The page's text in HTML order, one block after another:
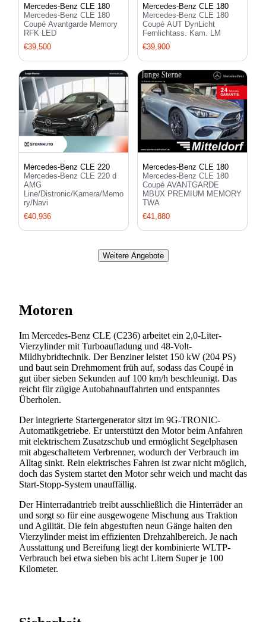
Mercedes-Benz CLE 180
Mercedes-Benz CLE 180
Coupé Avantgarde Memory
RFK LED
€39,500
Mercedes-Benz CLE 180
Mercedes-Benz CLE 180
Coupé AUT DynLicht
Fernlichtass. Kam. LM
€39,900
Mercedes-Benz CLE 220
Mercedes-Benz CLE 220 d
AMG
Line/Distronic/Kamera/Memo
ry/Navi
€40,936
Mercedes-Benz CLE 180
Mercedes-Benz CLE 180
Coupé AVANTGARDE
MBUX PREMIUM MEMORY
TWA
€41,880
Weitere Angebote
Motoren
Im Mercedes-Benz CLE (C236) arbeitet ein 2,0-Liter-
Vierzylinder mit Turboaufladung und 48-Volt-
Mildhybridtechnik. Der Benziner leistet 150 kW (204 PS)
und baut sein Drehmoment früh auf, sodass das Coupé in
gut über sieben Sekunden auf 100 km/h beschleunigt. Das
reicht für zügige Autobahnauffahrten und entspanntes
Überholen.
Der integrierte Startergenerator sitzt im 9G-TRONIC-
Automatikgetriebe. Er unterstützt den Motor beim Anfahren
mit elektrischem Zusatzschub und ermöglicht Segelphasen
mit abgeschaltetem Verbrenner, wodurch der Verbrauch im
Alltag sinkt. Rein elektrisches Fahren ist zwar nicht möglich,
doch das System startet den Motor sehr weich und macht das
Start-Stopp-System unauffällig.
Der Hinterradantrieb treibt ausschließlich die Hinterräder an
und sorgt so für eine ausgewogene Mischung aus Traktion
und Agilität. Die fein abgestuften neun Gänge halten den
Vierzylinder meist im effizienten Drehzahlbereich. Je nach
Ausstattung und Bereifung liegt der kombinierte WLTP-
Verbrauch bei etwa sieben bis acht Litern Super je 100
Kilometer.